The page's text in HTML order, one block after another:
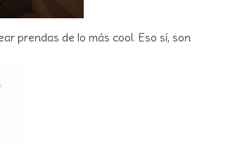
prendas de lo más cool. Eso sí, son